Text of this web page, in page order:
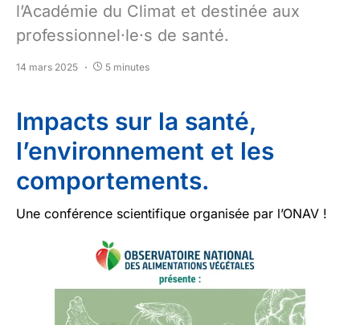
l’Académie du Climat et destinée aux
professionnel·le·s de santé.
14 mars 2025 5 minutes
Impacts sur la santé,
l’environnement et les
comportements.
Une conférence scientifique organisée par l’ONAV !